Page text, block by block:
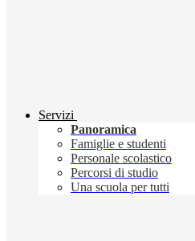
Servizi
Panoramica
Famiglie e studenti
Personale scolastico
Percorsi di studio
Una scuola per tutti